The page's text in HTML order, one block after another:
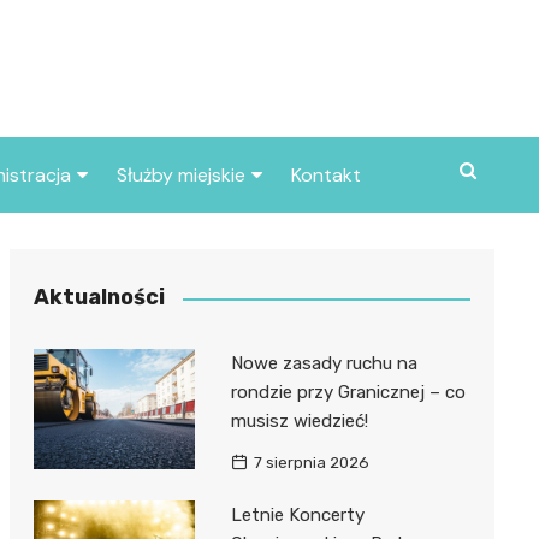
miasta
Służby miejskie
Policja
Kontakt
Aktualności
Nowe zasady ruchu na
rondzie przy Granicznej – co
musisz wiedzieć!
7 sierpnia 2026
Letnie Koncerty